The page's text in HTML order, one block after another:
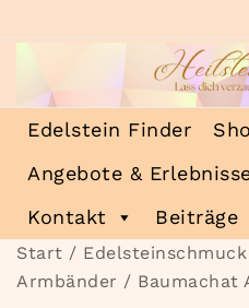
Inhalt
Heilsteinmagie
Lass dich verzaubern
Edelstein Finder
Angebote &
Kontakt
Beiträge
Start / Edelsteinschmuck
Armbänder / Baumachat